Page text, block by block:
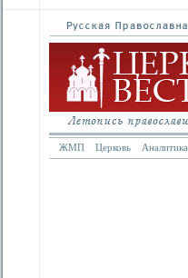
ЖМП Церковь Аналитика